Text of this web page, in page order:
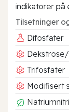
indikatorer på
Tilsetninger
Difosfater
Trifosfater
Modifisert